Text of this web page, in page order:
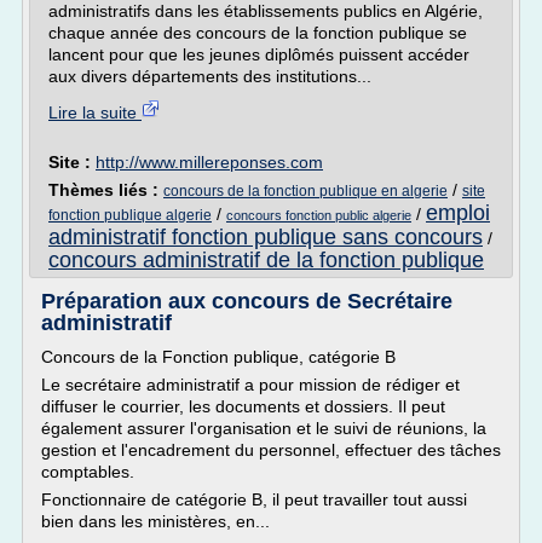
administratifs dans les établissements publics en Algérie,
chaque année des concours de la fonction publique se
lancent pour que les jeunes diplômés puissent accéder
aux divers départements des institutions...
Lire la suite
Site : http://www.millereponses.com
Thèmes liés : concours de la fonction publique en algerie / site
fonction publique algerie / concours fonction public algerie / emploi
administratif fonction publique sans concours /
concours administratif de la fonction publique
Préparation aux concours de Secrétaire
administratif
Concours de la Fonction publique, catégorie B
Le secrétaire administratif a pour mission de rédiger et
diffuser le courrier, les documents et dossiers. Il peut
également assurer l'organisation et le suivi de réunions, la
gestion et l'encadrement du personnel, effectuer des tâches
comptables.
Fonctionnaire de catégorie B, il peut travailler tout aussi
bien dans les ministères, en...